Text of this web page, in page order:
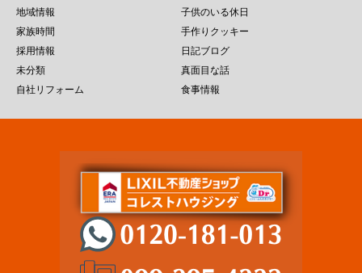
地域情報
子供のいる休日
家族時間
手作りクッキー
採用情報
日記ブログ
未分類
真面目な話
自社リフォーム
食事情報